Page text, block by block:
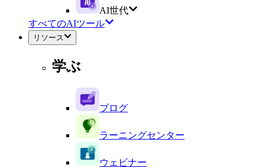
AI世代
すべてのAIツール
リソース
学ぶ
ブログ
ラーニングセンター
ウェビナー